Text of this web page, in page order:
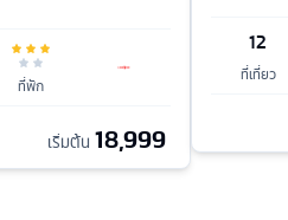
ที่พัก
เริ่มต้น 18,999
12
ที่เที่ยว